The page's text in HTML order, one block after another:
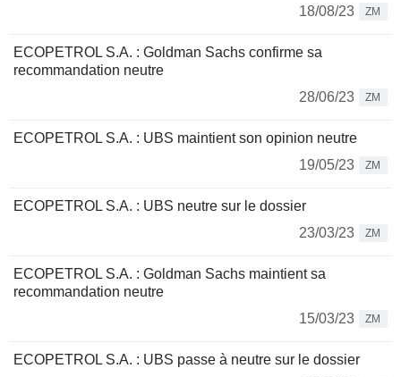
18/08/23
ZM
ECOPETROL S.A. : Goldman Sachs confirme sa
recommandation neutre
28/06/23
ZM
ECOPETROL S.A. : UBS maintient son opinion neutre
19/05/23
ZM
ECOPETROL S.A. : UBS neutre sur le dossier
23/03/23
ZM
ECOPETROL S.A. : Goldman Sachs maintient sa
recommandation neutre
15/03/23
ZM
ECOPETROL S.A. : UBS passe à neutre sur le dossier